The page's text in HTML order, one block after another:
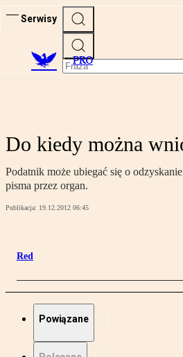
Serwisy
PRO
Do kiedy można
Podatnik może ubiegać się o
pisma przez organ.
Publikacja: 19.12.2012 06:45
Red
Powiązane